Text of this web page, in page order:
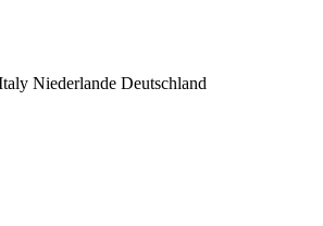
Niederlande Deutschland